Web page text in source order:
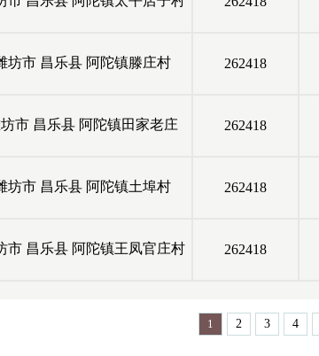
坊市 昌乐县 阿陀镇滕庄村 262418
市 昌乐县 阿陀镇田家老庄 262418
坊市 昌乐县 阿陀镇土埠村 262418
市 昌乐县 阿陀镇王凤官庄村 262418
1 2 3 4